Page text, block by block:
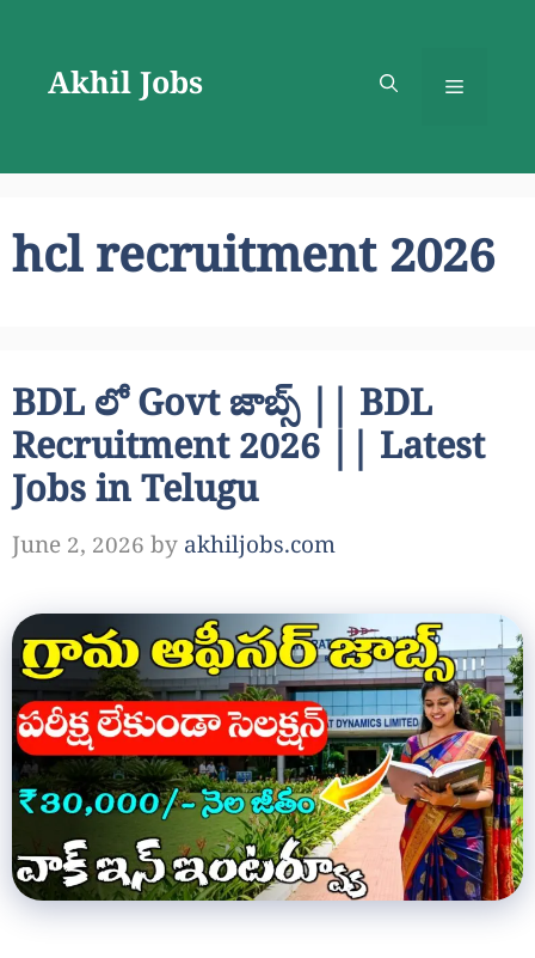
contentAkhil Jobs Menu
hcl recruitment 2026
BDL లో Govt జాబ్స్ || BDL
Recruitment 2026 || Latest
Jobs in Telugu
June 2, 2026 by akhiljobs.com